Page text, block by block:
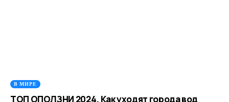
В МИРЕ
ТОП ОПОЛЗНИ 2024. Как уходят города вод